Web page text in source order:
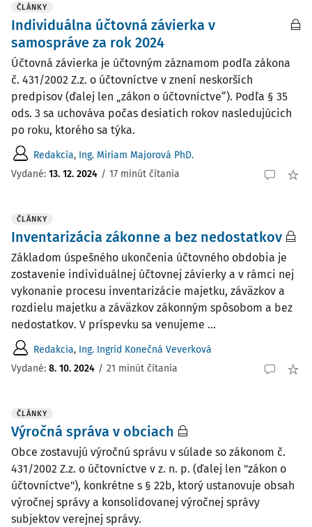
ČLÁNKY
Individuálna účtovná závierka v
samospráve za rok 2024
Účtovná závierka je účtovným záznamom podľa zákona
č. 431/2002 Z.z. o účtovníctve v znení neskorších
predpisov (ďalej len „zákon o účtovníctve“). Podľa § 35
ods. 3 sa uchováva počas desiatich rokov nasledujúcich
po roku, ktorého sa týka.
Redakcia, Ing. Miriam Majorová PhD.
Vydané: 13. 12. 2024 / 17 minút čítania
ČLÁNKY
Inventarizácia zákonne a bez nedostatkov
Základom úspešného ukončenia účtovného obdobia je
zostavenie individuálnej účtovnej závierky a v rámci nej
vykonanie procesu inventarizácie majetku, záväzkov a
rozdielu majetku a záväzkov zákonným spôsobom a bez
nedostatkov. V príspevku sa venujeme ...
Redakcia, Ing. Ingrid Konečná Veverková
Vydané: 8. 10. 2024 / 21 minút čítania
ČLÁNKY
Výročná správa v obciach
Obce zostavujú výročnú správu v súlade so zákonom č.
431/2002 Z.z. o účtovníctve v z. n. p. (ďalej len "zákon o
účtovníctve"), konkrétne s § 22b, ktorý ustanovuje obsah
výročnej správy a konsolidovanej výročnej správy
subjektov verejnej správy.